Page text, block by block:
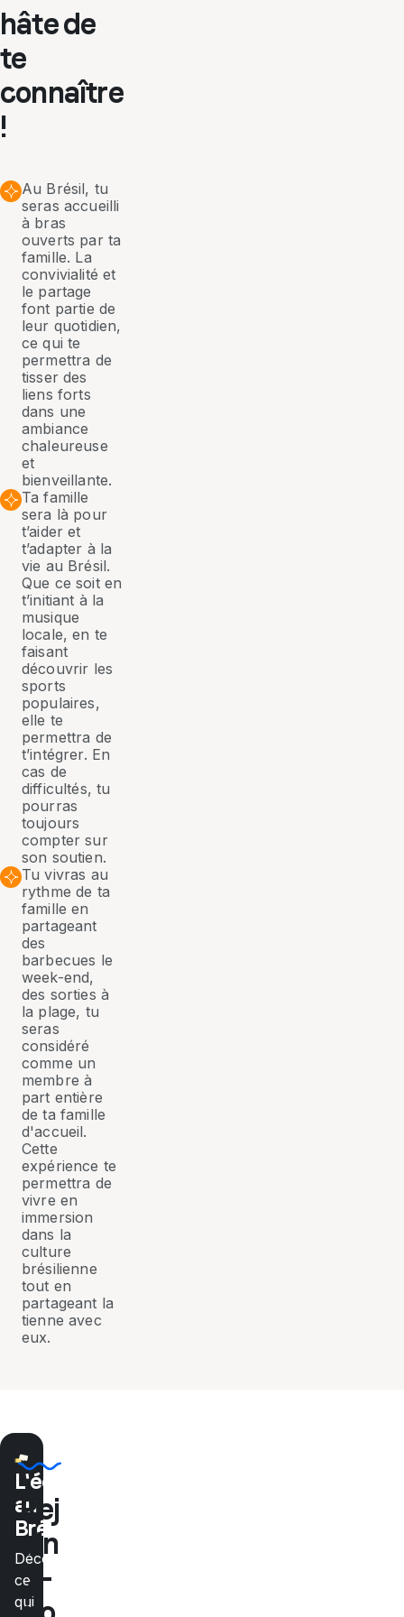
hâte de
te
connaître
!
Au Brésil, tu
seras accueilli
à bras
ouverts par ta
famille. La
convivialité et
le partage
font partie de
leur quotidien,
ce qui te
permettra de
tisser des
liens forts
dans une
ambiance
chaleureuse
et
bienveillante.
Ta famille
sera là pour
t’aider et
t’adapter à la
vie au Brésil.
Que ce soit en
t’initiant à la
musique
locale, en te
faisant
découvrir les
sports
populaires,
elle te
permettra de
t’intégrer. En
cas de
difficultés, tu
pourras
toujours
compter sur
son soutien.
Tu vivras au
rythme de ta
famille en
partageant
des
barbecues le
week-end,
des sorties à
la plage, tu
seras
considéré
comme un
membre à
part entière
de ta famille
d'accueil.
Cette
expérience te
permettra de
vivre en
immersion
dans la
culture
brésilienne
tout en
partageant la
tienne avec
eux.
L'école
au
Brésil
Découvre
ce
qui
Rej
oin
s-